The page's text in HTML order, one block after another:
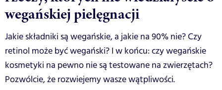
wegańskiej pielęgnacji
Jakie składniki są wegańskie, a jakie na 90% nie? Czy
retinol może być wegański? I w końcu: czy wegańskie
kosmetyki na pewno nie są testowane na zwierzętach?
Pozwólcie, że rozwiejemy wasze wątpliwości.